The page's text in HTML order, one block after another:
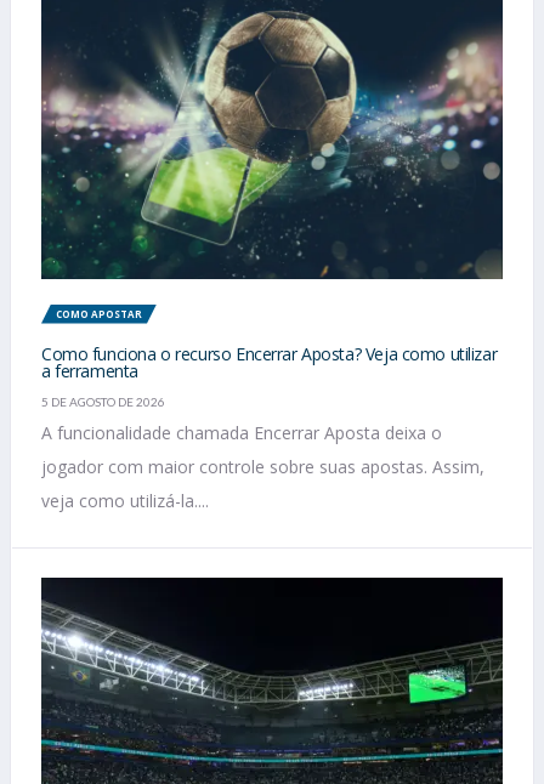
COMO APOSTAR
Como funciona o recurso Encerrar Aposta? Veja como utilizar
a ferramenta
5 DE AGOSTO DE 2026
A funcionalidade chamada Encerrar Aposta deixa o
jogador com maior controle sobre suas apostas. Assim,
veja como utilizá-la....